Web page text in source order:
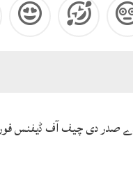
دے صدر دی چیف آف ڈیفنس